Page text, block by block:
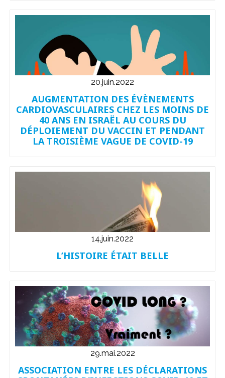
20.juin.2022
AUGMENTATION DES ÉVÈNEMENTS
CARDIOVASCULAIRES CHEZ LES MOINS DE
40 ANS EN ISRAËL AU COURS DU
DÉPLOIEMENT DU VACCIN ET PENDANT
LA TROISIÈME VAGUE DE COVID-19
14.juin.2022
L’HISTOIRE ÉTAIT BELLE
29.mai.2022
ASSOCIATION ENTRE LES DÉCLARATIONS